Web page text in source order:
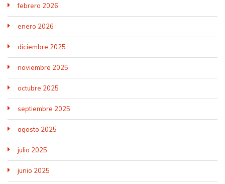
febrero 2026
enero 2026
diciembre 2025
noviembre 2025
octubre 2025
septiembre 2025
agosto 2025
julio 2025
junio 2025